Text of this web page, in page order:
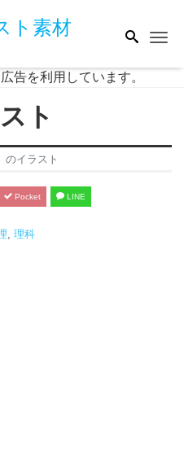
ト素材
告を利用しています。
ト
のイラスト
Pocket LINE
, 理科